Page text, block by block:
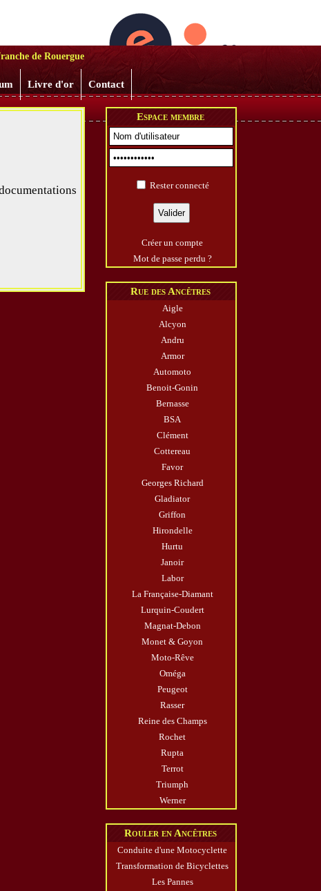
de Rouergue
Livre d'or Contact
Espace membre
Rester connecté
Créer un compte
Mot de passe perdu ?
Rue des Ancêtres
Aigle
Alcyon
Andru
Armor
Automoto
Benoit-Gonin
Bernasse
BSA
Clément
Cottereau
Favor
Georges Richard
Gladiator
Griffon
Hirondelle
Hurtu
Janoir
Labor
La Française-Diamant
Lurquin-Coudert
Magnat-Debon
Monet & Goyon
Moto-Rêve
Oméga
Peugeot
Rasser
Reine des Champs
Rochet
Rupta
Terrot
Triumph
Werner
Rouler en Ancêtres
Conduite d'une Motocyclette
Transformation de Bicyclettes
Les Pannes